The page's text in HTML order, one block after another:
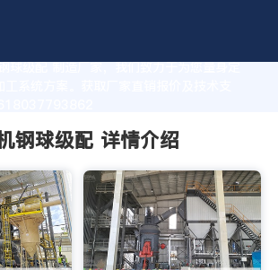
球级配 制造厂家，我们致力于为您量身定
系统方案。获取厂家直销报价及技术支
钢球级配 详情介绍